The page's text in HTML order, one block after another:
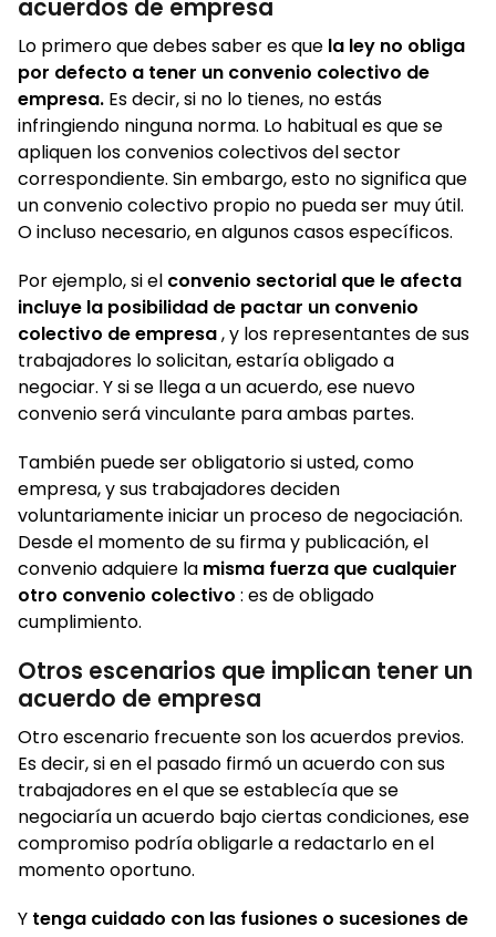
acuerdos de empresa
Lo primero que debes saber es que la ley no obliga
por defecto a tener un convenio colectivo de
empresa. Es decir, si no lo tienes, no estás
infringiendo ninguna norma. Lo habitual es que se
apliquen los convenios colectivos del sector
correspondiente. Sin embargo, esto no significa que
un convenio colectivo propio no pueda ser muy útil.
O incluso necesario, en algunos casos específicos.
Por ejemplo, si el convenio sectorial que le afecta
incluye la posibilidad de pactar un convenio
colectivo de empresa, y los representantes de sus
trabajadores lo solicitan, estaría obligado a
negociar. Y si se llega a un acuerdo, ese nuevo
convenio será vinculante para ambas partes.
También puede ser obligatorio si usted, como
empresa, y sus trabajadores deciden
voluntariamente iniciar un proceso de negociación.
Desde el momento de su firma y publicación, el
convenio adquiere la misma fuerza que cualquier
otro convenio colectivo : es de obligado
cumplimiento.
Otros escenarios que implican tener un
acuerdo de empresa
Otro escenario frecuente son los acuerdos previos.
Es decir, si en el pasado firmó un acuerdo con sus
trabajadores en el que se establecía que se
negociaría un acuerdo bajo ciertas condiciones, ese
compromiso podría obligarle a redactarlo en el
momento oportuno.
Y tenga cuidado con las fusiones o sucesiones de